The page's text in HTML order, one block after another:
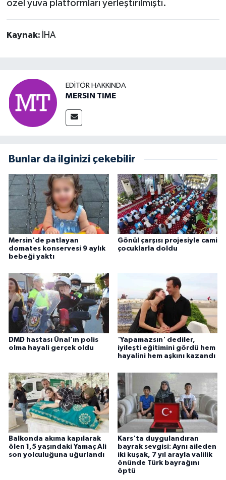
özel yuva platformları yerleştirilmişti.
Kaynak: İHA
EDITÖR HAKKINDA
MERSIN TIME
Bunlar da ilginizi çekebilir
Mersin'de patlayan
domates konservesi 9 aylık
bebeği yaktı
Gönül çarşısı projesiyle cami
çocuklarla doldu
DMD hastası Ünal'ın polis
olma hayali gerçek oldu
'Yapamazsın' dediler,
iyileşti eğitimini gördü hem
hayalini hem aşkını kazandı
Balkonda akıma kapılarak
ölen 1,5 yaşındaki Yamaç Ali
son yolculuğuna uğurlandı
Kars'ta duygulandıran
bayrak sevgisi: Aynı aileden
iki kuşak, 7 yıl arayla valilik
önünde Türk bayrağını
öptü